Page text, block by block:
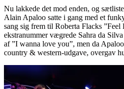
Nu lakkede det mod enden, og
Alain Apaloo satte i gang med et
sang sig frem til Roberta Flacks ”Feel
ekstranummer vægrede Sahra da
af ”I wanna love you”, men da
country & western-udgave, overgav